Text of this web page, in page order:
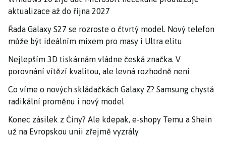
aktualizace až do října 2027
Řada Galaxy S27 se rozroste o čtvrtý model. Nový telefon
může být ideálním mixem pro masy i Ultra elitu
Nejlepším 3D tiskárnám vládne česká značka. V
porovnání vítězí kvalitou, ale levná rozhodně není
Co víme o nových skládačkách Galaxy Z? Samsung chystá
radikální proměnu i nový model
Konec zásilek z Číny? Ale kdepak, e-shopy Temu a Shein
už na Evropskou unii zřejmě vyzrály